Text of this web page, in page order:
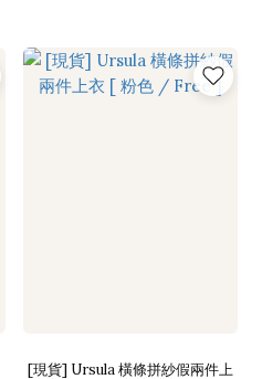
[現貨] Ursula 橫條拼紗假兩件上